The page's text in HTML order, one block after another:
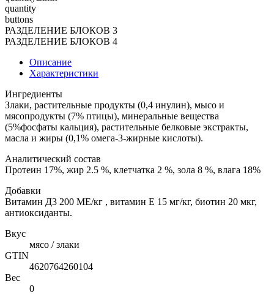
quantity
buttons
РАЗДЕЛЕНИЕ БЛОКОВ 3
РАЗДЕЛЕНИЕ БЛОКОВ 4
Описание
Характеристики
Ингредиенты
Злаки, растительные продукты (0,4 инулин), мысо и
мясопродукты (7% птицы), минеральные вещества
(5%фосфаты кальция), растительные белковые экстракты,
масла и жиры (0,1% омега-3-жирные кислоты).
Аналитический состав
Протеин 17%, жир 2.5 %, клетчатка 2 %, зола 8 %, влага 18%
Добавки
Витамин Д3 200 МЕ/кг , витамин Е 15 мг/кг, биотин 20 мкг,
антиоксиданты.
Вкус
мясо / злаки
GTIN
4620764260104
Вес
0